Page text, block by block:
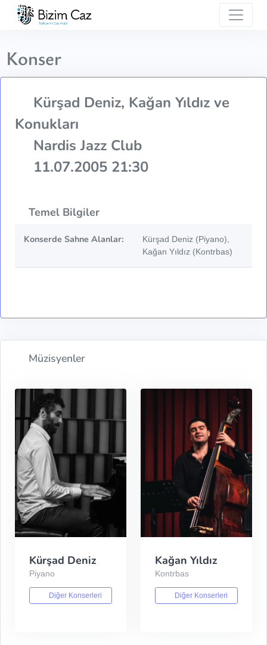
Konser
Kürşad Deniz, Kağan Yıldız ve
Konukları
Nardis Jazz Club
11.07.2005 21:30
Temel Bilgiler
Konserde Sahne Alanlar:
Kürşad Deniz (Piyano),
Kağan Yıldız (Kontrbas)
Müzisyenler
Kürşad Deniz
Piyano
Diğer Konserleri
Kağan Yıldız
Kontrbas
Diğer Konserleri